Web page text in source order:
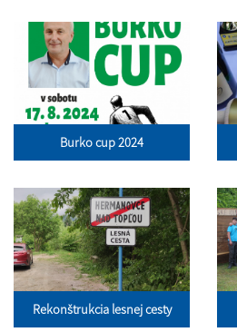
Burko cup 2024
Rekonštrukcia lesnej cesty